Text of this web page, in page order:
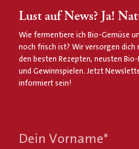
Lust auf News? Ja!
Wie fermentiere ich Bio-Gemüse
noch frisch ist? Wir versorgen dich
den besten Rezepten, neusten
und Gewinnspielen. Jetzt
informiert sein!
Dein Vorname*